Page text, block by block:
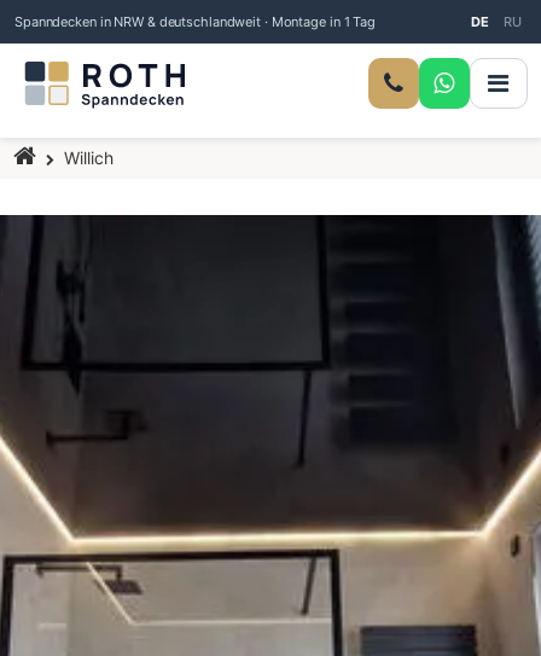
Spanndecken in NRW & deutschlandweit · Montage in 1 Tag DE RU
Startseite
Willich